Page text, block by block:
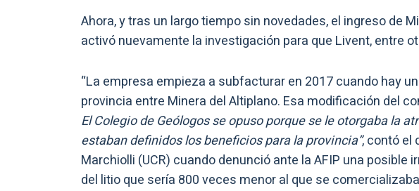
Ahora, y tras un largo tiempo sin novedades, el ingreso de
activó nuevamente la investigación para que Livent, entre
“La empresa empieza a subfacturar en 2017 cuando hay
provincia entre Minera del Altiplano. Esa modificación del
El Colegio de Geólogos se opuso porque se le otorgaba la
estaban definidos los beneficios para la provincia”, contó el
Marchiolli (UCR) cuando denunció ante la AFIP una posible
del litio que sería 800 veces menor al que se